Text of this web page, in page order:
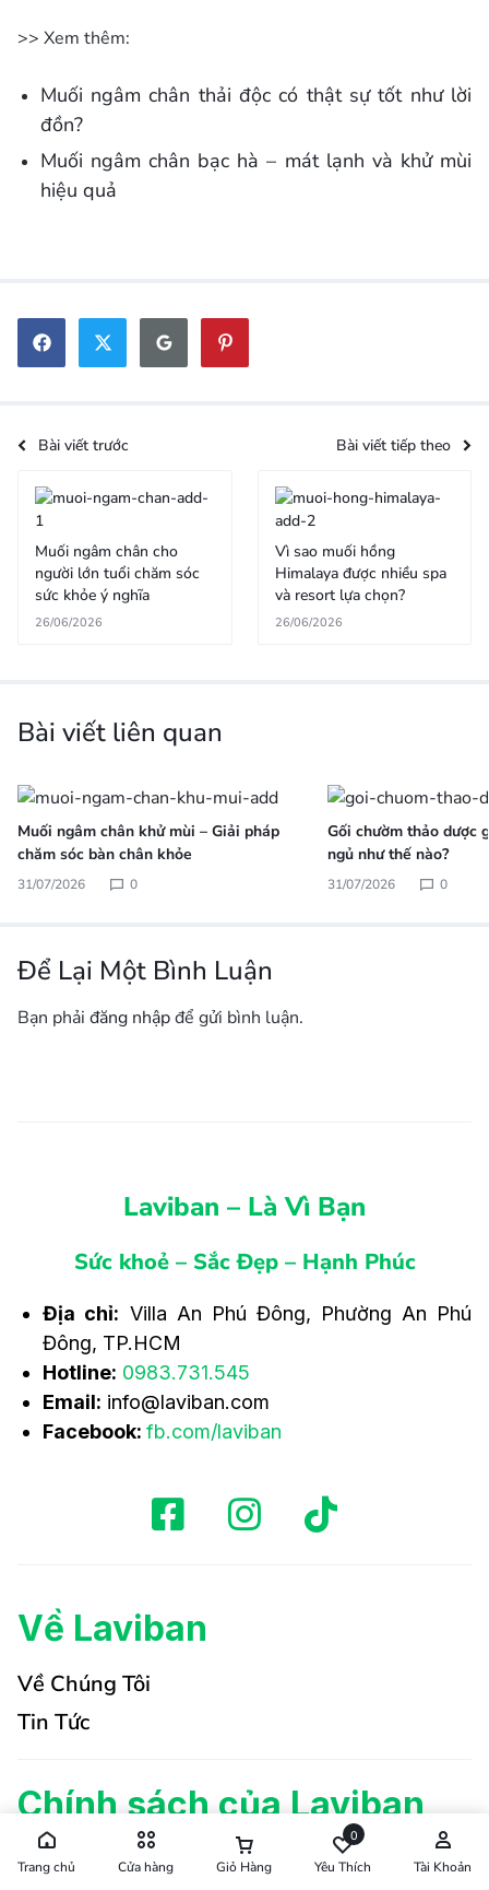
>> Xem thêm:
Muối ngâm chân thải độc có thật sự tốt như lời
đồn?
Muối ngâm chân bạc hà – mát lạnh và khử mùi
hiệu quả
Bài viết trước Bài viết tiếp theo
Muối ngâm chân cho
người lớn tuổi chăm sóc
sức khỏe ý nghĩa
26/06/2026
Vì sao muối hồng
Himalaya được nhiều spa
và resort lựa chọn?
26/06/2026
Bài viết liên quan
Muối ngâm chân khử mùi – Giải pháp
chăm sóc bàn chân khỏe
31/07/2026 0
Gối chườm thảo dược
ngủ như thế nào?
31/07/2026 0
Để Lại Một Bình Luận
Bạn phải đăng nhậpđể gửi bình luận.
Laviban – Là Vì Bạn
Sức khoẻ – Sắc Đẹp – Hạnh Phúc
Địa chỉ: Villa An Phú Đông, Phường An Phú
Đông, TP.HCM
Hotline: 0983.731.545
Email: info@laviban.com
Facebook:fb.com/laviban
Về Laviban
Về Chúng Tôi
Tin Tức
Chính sách của Laviban
Chính sách CTV
Trang chủ Cửa hàng Giỏ Hàng
0
Yêu Thích Tài Khoản